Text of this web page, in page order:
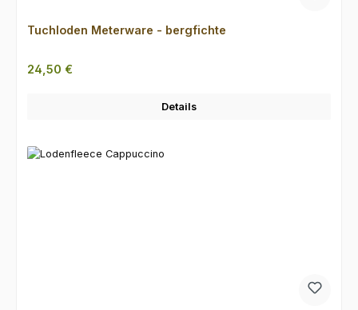
Tuchloden Meterware - bergfichte
Regulärer Preis:
24,50 €
Details